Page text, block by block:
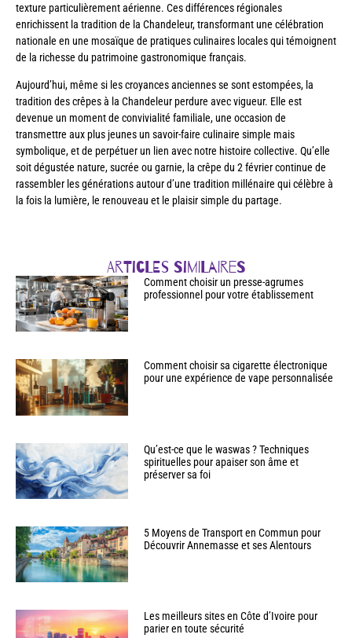
texture particulièrement aérienne. Ces différences régionales
enrichissent la tradition de la Chandeleur, transformant une célébration
nationale en une mosaïque de pratiques culinaires locales qui témoignent
de la richesse du patrimoine gastronomique français.
Aujourd’hui, même si les croyances anciennes se sont estompées, la
tradition des crêpes à la Chandeleur perdure avec vigueur. Elle est
devenue un moment de convivialité familiale, une occasion de
transmettre aux plus jeunes un savoir-faire culinaire simple mais
symbolique, et de perpétuer un lien avec notre histoire collective. Qu’elle
soit dégustée nature, sucrée ou garnie, la crêpe du 2 février continue de
rassembler les générations autour d’une tradition millénaire qui célèbre à
la fois la lumière, le renouveau et le plaisir simple du partage.
Articles similaires
Comment choisir un presse-agrumes
professionnel pour votre établissement
Comment choisir sa cigarette électronique
pour une expérience de vape personnalisée
Qu’est-ce que le waswas ? Techniques
spirituelles pour apaiser son âme et
préserver sa foi
5 Moyens de Transport en Commun pour
Découvrir Annemasse et ses Alentours
Les meilleurs sites en Côte d’Ivoire pour
parier en toute sécurité